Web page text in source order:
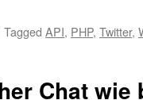
Tagged API, PHP, Twitter,
Chat wie